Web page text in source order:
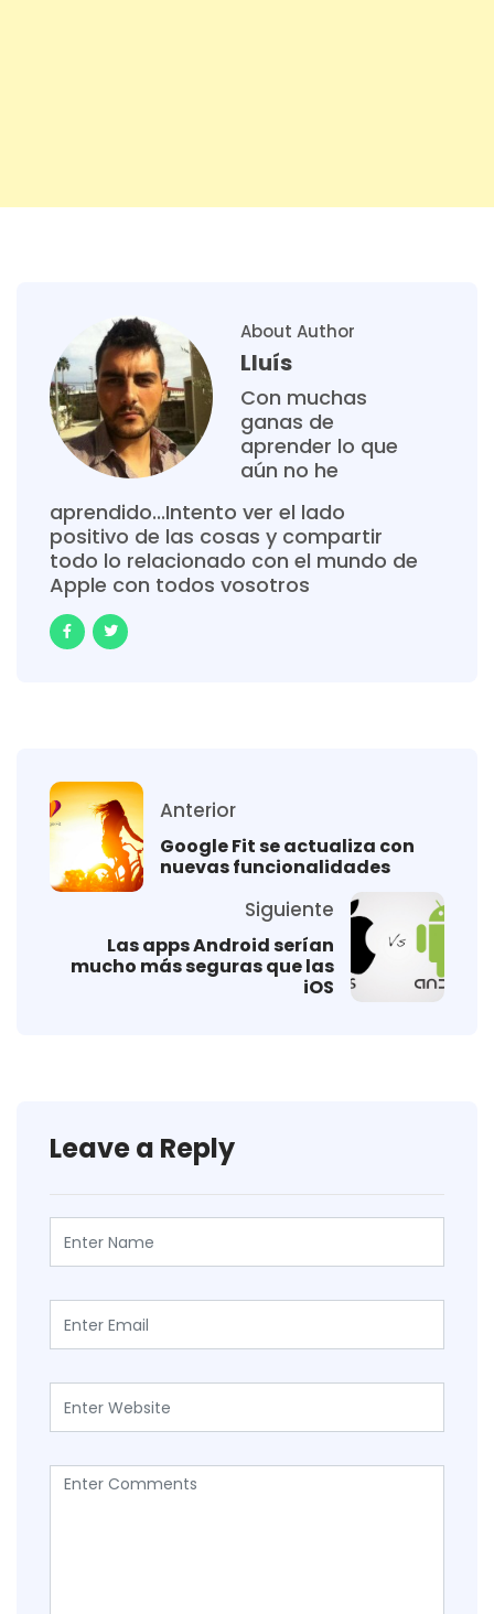
About Author
Lluís
Con muchas
ganas de
aprender lo que
aún no he
aprendido...Intento ver el lado
positivo de las cosas y compartir
todo lo relacionado con el mundo de
Apple con todos vosotros
Anterior
Google Fit se actualiza con
nuevas funcionalidades
Siguiente
Las apps Android serían
mucho más seguras que las
iOS
Leave a Reply